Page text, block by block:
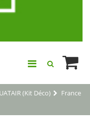
(kit Déco)
France